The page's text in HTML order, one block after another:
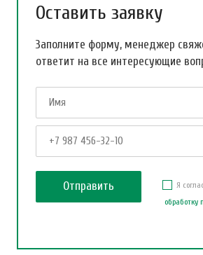
Оставить заявку
Заполните форму, менеджер
ответит на все интересующие
Я
обработку